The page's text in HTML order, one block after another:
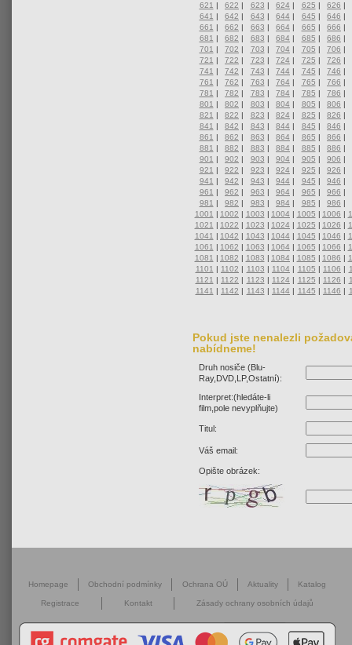
621 | 622 | 623 | 624 | 625 | 626 |
641 | 642 | 643 | 644 | 645 | 646 |
661 | 662 | 663 | 664 | 665 | 666 |
681 | 682 | 683 | 684 | 685 | 686 |
701 | 702 | 703 | 704 | 705 | 706 |
721 | 722 | 723 | 724 | 725 | 726 |
741 | 742 | 743 | 744 | 745 | 746 |
761 | 762 | 763 | 764 | 765 | 766 |
781 | 782 | 783 | 784 | 785 | 786 |
801 | 802 | 803 | 804 | 805 | 806 |
821 | 822 | 823 | 824 | 825 | 826 |
841 | 842 | 843 | 844 | 845 | 846 |
861 | 862 | 863 | 864 | 865 | 866 |
881 | 882 | 883 | 884 | 885 | 886 |
901 | 902 | 903 | 904 | 905 | 906 |
921 | 922 | 923 | 924 | 925 | 926 |
941 | 942 | 943 | 944 | 945 | 946 |
961 | 962 | 963 | 964 | 965 | 966 |
981 | 982 | 983 | 984 | 985 | 986 |
1001 | 1002 | 1003 | 1004 | 1005 | 1006 |
1021 | 1022 | 1023 | 1024 | 1025 | 1026 |
1041 | 1042 | 1043 | 1044 | 1045 | 1046 |
1061 | 1062 | 1063 | 1064 | 1065 | 1066 |
1081 | 1082 | 1083 | 1084 | 1085 | 1086 |
1101 | 1102 | 1103 | 1104 | 1105 | 1106 |
1121 | 1122 | 1123 | 1124 | 1125 | 1126 |
1141 | 1142 | 1143 | 1144 | 1145 | 1146 |
Pokud jste nenalezli
nabídneme!
Druh nosiče (Blu-
Ray,DVD,LP,Ostatní):
Interpret:(hledáte-li
film,pole nevyplňujte)
Titul:
Váš email:
Opište obrázek:
Homepage Obchodní podmínky Ochrana OÚ Aktuality Katalog
Registrace Kontakt Zásady ochrany osobních údajů